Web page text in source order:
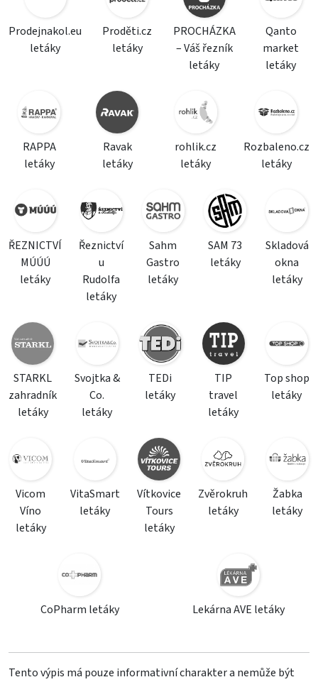
Prodejnakol.eu
letáky
Proděti.cz
letáky
PROCHÁZKA
– Váš řezník
letáky
Qanto
market
letáky
RAPPA
letáky
Ravak
letáky
rohlik.cz
letáky
Rozbaleno.cz
letáky
ŘEZNICTVÍ
MÚÚÚ
letáky
Řeznictví
u
Rudolfa
letáky
Sahm
Gastro
letáky
SAM 73
letáky
Skladová
okna
letáky
STARKL
zahradník
letáky
Svojtka &
Co.
letáky
TEDi
letáky
TIP
travel
letáky
Top shop
letáky
Vicom
Víno
letáky
VitaSmart
letáky
Vítkovice
Tours
letáky
Zvěrokruh
letáky
Žabka
letáky
CoPharm letáky Lekárna AVE letáky
Tento výpis má pouze informativní charakter a nemůže být